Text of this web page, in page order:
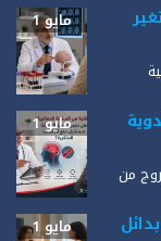
مايو 1
مايو 1
من
مايو 1